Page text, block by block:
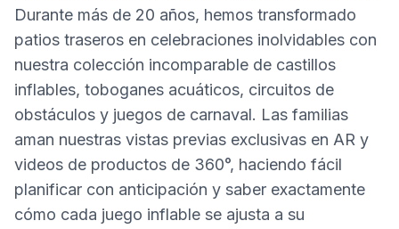
Durante más de 20 años, hemos transformado
patios traseros en celebraciones inolvidables con
nuestra colección incomparable de castillos
inflables, toboganes acuáticos, circuitos de
obstáculos y juegos de carnaval. Las familias
aman nuestras vistas previas exclusivas en AR y
videos de productos de 360°, haciendo fácil
planificar con anticipación y saber exactamente
cómo cada juego inflable se ajusta a su